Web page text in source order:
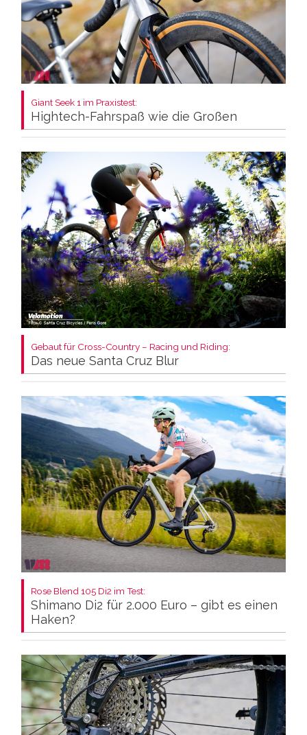
Giant Seek 1 im Praxistest:
Hightech-Fahrspaß wie die Großen
Gebaut für Cross-Country – Racing und Riding:
Das neue Santa Cruz Blur
Rose Blend 105 Di2 im Test:
Shimano Di2 für 2.000 Euro – gibt es einen
Haken?